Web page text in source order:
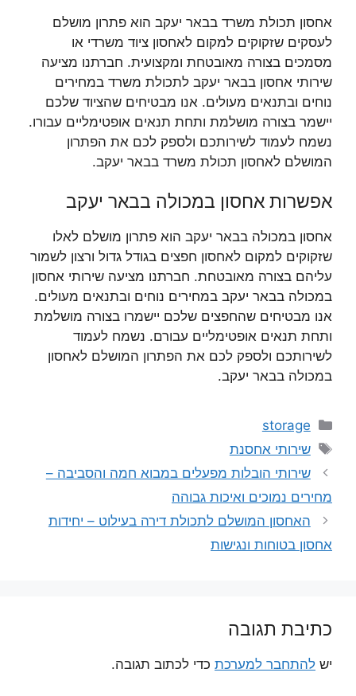
אחסון תכולת משרד בבאר יעקב הוא פתרון מושלם
לעסקים שזקוקים למקום לאחסון ציוד משרדי או
מסמכים בצורה מאובטחת ומקצועית. חברתנו מציעה
שירותי אחסון בבאר יעקב לתכולת משרד במחירים
נוחים ובתנאים מעולים. אנו מבטיחים שהציוד שלכם
יישמר בצורה מושלמת ותחת תנאים אופטימליים עבורו.
נשמח לעמוד לשירותכם ולספק לכם את הפתרון
המושלם לאחסון תכולת משרד בבאר יעקב.
אפשרות אחסון במכולה בבאר יעקב
אחסון במכולה בבאר יעקב הוא פתרון מושלם לאלו
שזקוקים למקום לאחסון חפצים בגודל גדול ורצון לשמור
עליהם בצורה מאובטחת. חברתנו מציעה שירותי אחסון
במכולה בבאר יעקב במחירים נוחים ובתנאים מעולים.
אנו מבטיחים שהחפצים שלכם יישמרו בצורה מושלמת
ותחת תנאים אופטימליים עבורם. נשמח לעמוד
לשירותכם ולספק לכם את הפתרון המושלם לאחסון
במכולה בבאר יעקב.
קטגוריות
storage
תגיות
שירותי אחסנת
שירותי הובלות מפעלים במבוא חמה והסביבה –
מחירים נמוכים ואיכות גבוהה
האחסון המושלם לתכולת דירה בעילוט – יחידות
אחסון בטוחות ונגישות
כתיבת תגובה
יש להתחבר למערכת כדי לכתוב תגובה.